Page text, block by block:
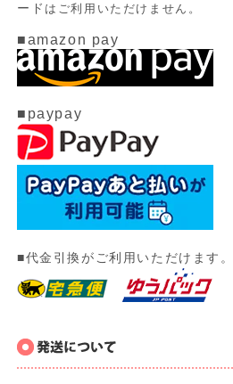
ード はご利用いただけません。
■amazon pay
■paypay
■代金引換がご利用いただけます。